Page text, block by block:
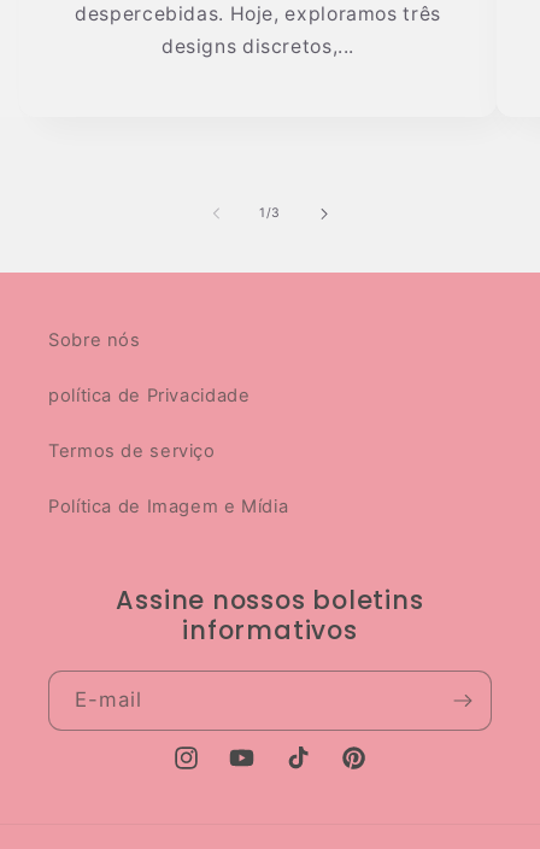
despercebidas. Hoje, exploramos três
designs discretos,...
1/de
3
Sobre nós
política de Privacidade
Termos de serviço
Política de Imagem e Mídia
Assine nossos boletins
informativos
E-mail
InstagramYouTubeTikTok Pinterest